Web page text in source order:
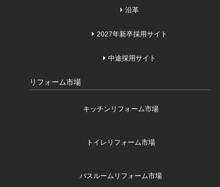
沿革
2027年新卒採用サイト
中途採用サイト
リフォーム市場
キッチンリフォーム市場
トイレリフォーム市場
バスルームリフォーム市場